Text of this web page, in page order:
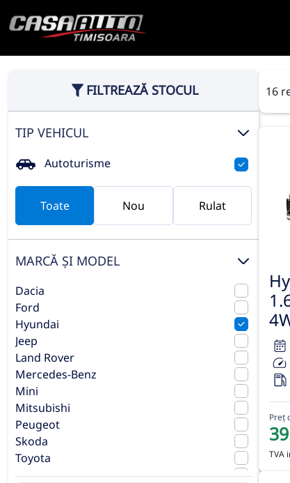
FILTREAZĂ STOCUL
TIP VEHICUL
Autoturisme
Toate Nou Rulat
MARCĂ ȘI MODEL
Dacia
Ford
Hyundai
Jeep
Land Rover
Mercedes-Benz
Mini
Mitsubishi
Peugeot
Skoda
Toyota
Volkswagen
16
Preț
TVA